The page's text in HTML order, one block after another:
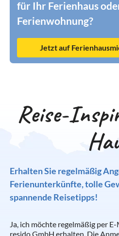
für Ihr Ferienhaus
Ferienwohnung?
Jetzt auf
Reise-
Erhalten Sie regelmäßig
Ferienunterkünfte, tolle
spannende Reisetipps!
Ja, ich möchte regelmäßig per
resido GmbH erhalten. Die